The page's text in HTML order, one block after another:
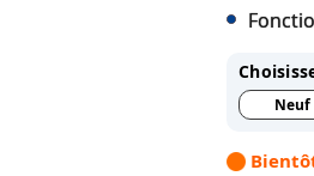
Neuf